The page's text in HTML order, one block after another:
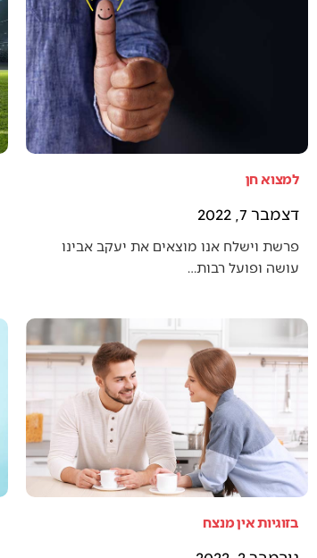
למצוא חן
דצמבר 7, 2022
פרשת וישלח אנו מוצאים את יעקב אבינו
עושה ופועל רבות…
בזוגיות אין מנצח